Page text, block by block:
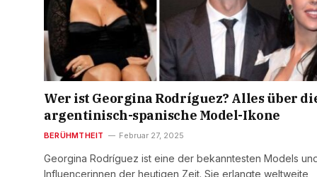
Wer ist Georgina Rodríguez? Alles über
argentinisch-spanische Model-Ikone
BERÜHMTHEIT Februar 27, 2025
Georgina Rodríguez ist eine der bekanntesten Models
Influencerinnen der heutigen Zeit. Sie erlangte weltweite